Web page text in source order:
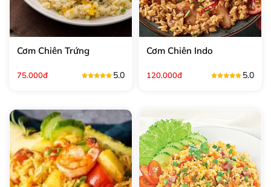
Cơm Chiên Trứng
75.000đ 5.0
Cơm Chiên Indo
120.000đ 5.0